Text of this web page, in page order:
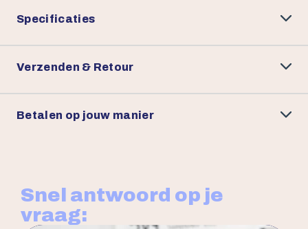
Specificaties
Verzenden & Retour
Betalen op jouw manier
Snel antwoord op je
vraag: